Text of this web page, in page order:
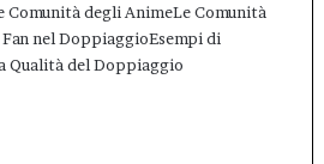
Comunità degli AnimeLe Comunità
nel DoppiaggioEsempi di
Qualità del Doppiaggio